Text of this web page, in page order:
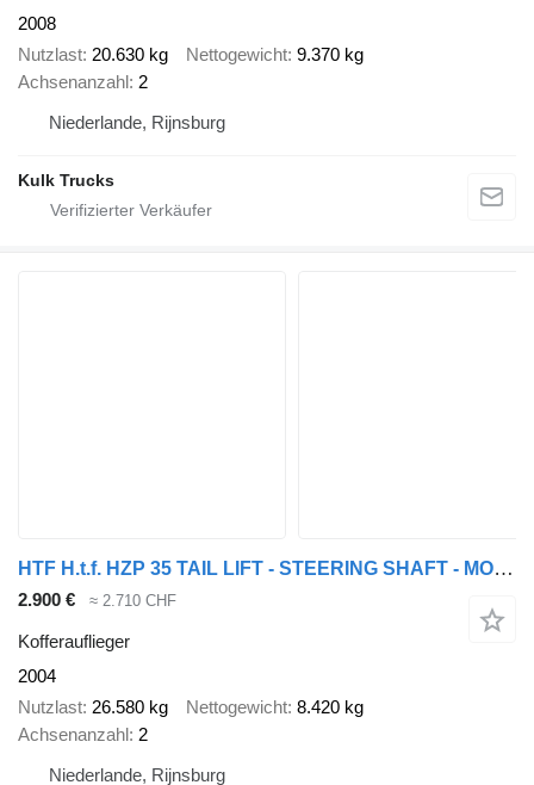
2008
Nutzlast 20.630 kg Nettogewicht 9.370 kg
Achsenanzahl 2
Niederlande, Rijnsburg
Kulk Trucks
HTF H.t.f. HZP 35 TAIL LIFT - STEERING SHAFT - MOT 11-2026
2.900 € ≈ 2.710 CHF
Kofferauflieger
2004
Nutzlast 26.580 kg Nettogewicht 8.420 kg
Achsenanzahl 2
Niederlande, Rijnsburg